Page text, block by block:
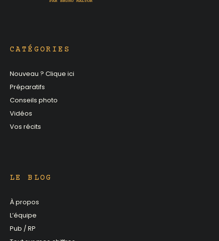
CATÉGORIES
Nouveau ? Clique ici
Préparatifs
Conseils photo
Vidéos
Vos récits
LE BLOG
À propos
L’équipe
Pub / RP